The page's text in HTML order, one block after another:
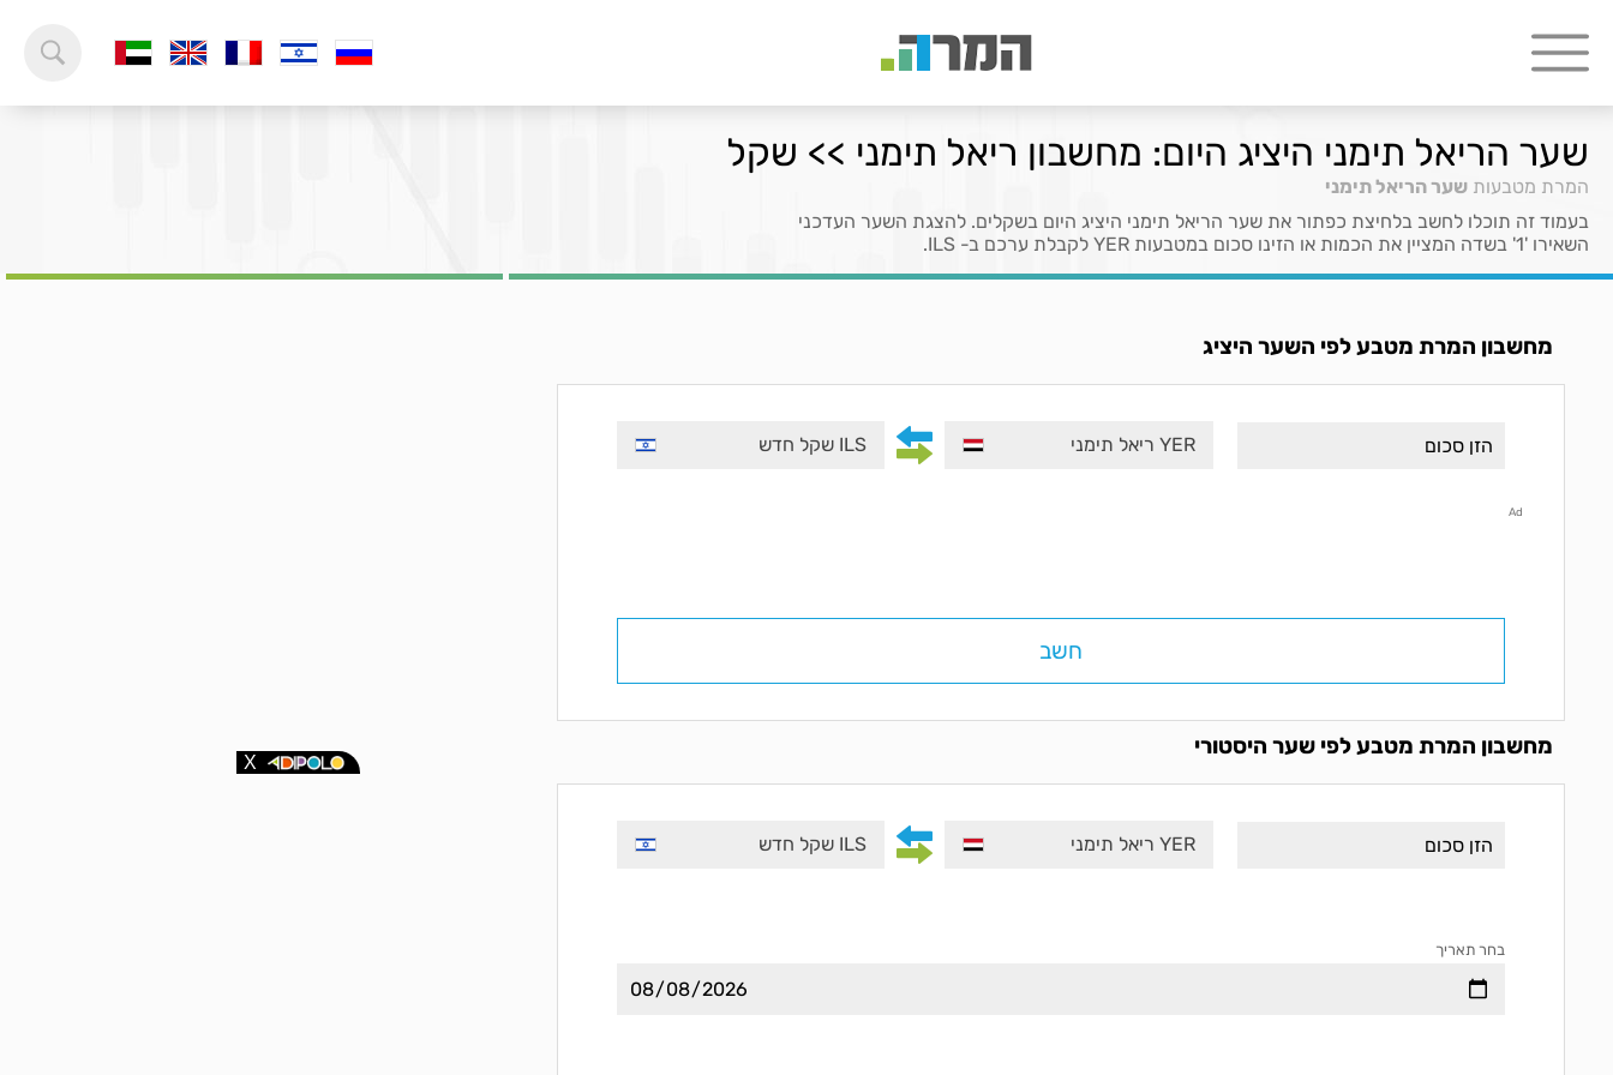
שער הריאל תימני היציג היום: מחשבון ריאל תימני >> שקל
המרת מטבעות שער הריאל תימני
בעמוד זה תוכלו לחשב בלחיצת כפתור את שער הריאל תימני היציג היום בשקלים. להצגת השער העדכני
השאירו '1' בשדה המציין את הכמות או הזינו סכום במטבעות YER לקבלת ערכם ב- ILS.
מחשבון המרת מטבע לפי השער היציג
YER ריאל תימני ILS שקל חדש
Ad
חשב
מחשבון המרת מטבע לפי שער היסטורי
YER ריאל תימני ILS שקל חדש
בחר תאריך